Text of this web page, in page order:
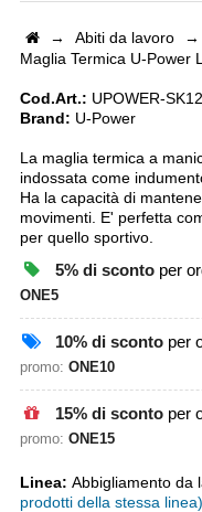
→ Abiti da lavoro →
Maglia Termica U-Power
Cod.Art.: UPOWER-
Brand: U-Power
La maglia termica a
indossata come
Ha la capacità di
movimenti. E' perfetta
per quello sportivo.
5% di scontoper
ONE5
10% di scontoper
promo: ONE10
15% di scontoper
promo: ONE15
Linea: Abbigliamento da
prodotti della stessa linea)